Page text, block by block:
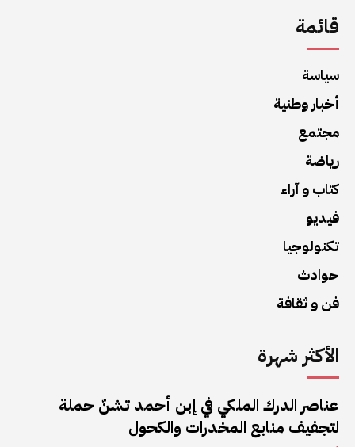
قائمة
سياسة
أخبار وطنية
مجتمع
رياضة
كتاب و آراء
فيديو
تكنولوجيا
حوادث
فن و ثقافة
الأكثر شهرة
عناصر الدرك الملكي في إبن أحمد تشنّ حملة
لتجفيف منابع المخدرات والكحول